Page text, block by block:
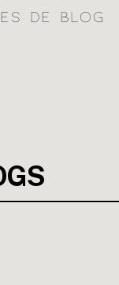
DE BLOG